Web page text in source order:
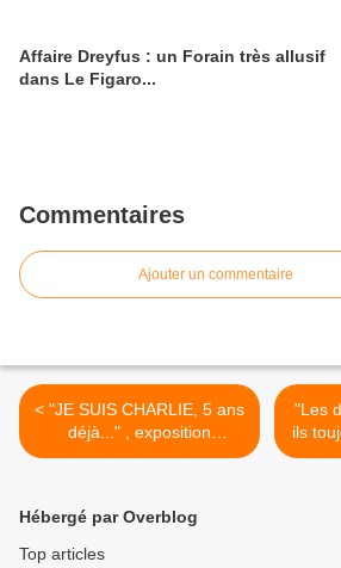
Affaire Dreyfus : un Forain très allusif
dans Le Figaro...
Commentaires
Ajouter un commentaire
< "JE SUIS CHARLIE, 5 ans
déjà..." , exposition
itinérante à imprimer
"Les
ils
?",
Hébergé par Overblog
Top articles